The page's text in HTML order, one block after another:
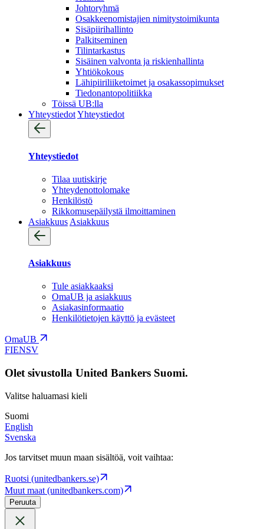
Johtoryhmä
Osakkeenomistajien nimitystoimikunta
Sisäpiirihallinto
Palkitseminen
Tilintarkastus
Sisäinen valvonta ja riskienhallinta
Yhtiökokous
Lähipiiriliiketoimet ja osakassopimukset
Tiedonantopolitiikka
Töissä UB:lla
YhteystiedotYhteystiedot
Yhteystiedot
Tilaa uutiskirje
Yhteydenotto­lomake
Henkilöstö
Rikkomusepäilystä ilmoittaminen
Asiakkuus Asiakkuus
Asiakkuus
Tule asiakkaaksi
OmaUB ja asiakkuus
Asiakasinformaatio
Henkilötietojen käyttö ja evästeet
OmaUB
FIENSV
Olet sivustolla United Bankers Suomi.
Valitse haluamasi kieli
Suomi
English
Svenska
Jos tarvitset muun maan sisältöä, voit vaihtaa:
Ruotsi (unitedbankers.se)
Muut maat (unitedbankers.com)
Peruuta